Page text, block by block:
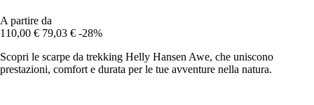
A partire da
110,00 € 79,03 € -28%
Scopri le scarpe da trekking Helly Hansen Awe, che uniscono
prestazioni, comfort e durata per le tue avventure nella natura.